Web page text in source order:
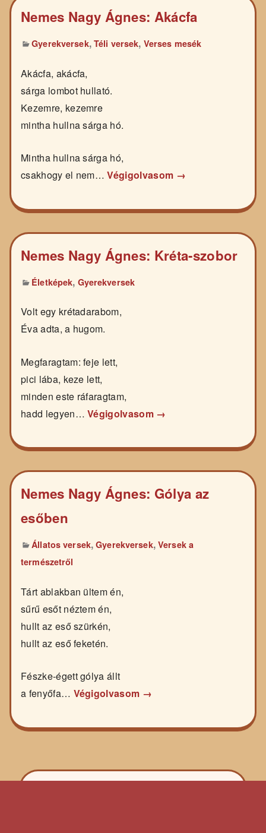
Nemes Nagy Ágnes: Akácfa
Gyerekversek, Téli versek, Verses mesék
Akácfa, akácfa,
sárga lombot hullató.
Kezemre, kezemre
mintha hullna sárga hó.
Mintha hullna sárga hó,
csakhogy el nem…Végigolvasom →
Nemes Nagy Ágnes: Kréta-szobor
Életképek, Gyerekversek
Volt egy krétadarabom,
Éva adta, a hugom.
Megfaragtam: feje lett,
pici lába, keze lett,
minden este ráfaragtam,
hadd legyen…Végigolvasom →
Nemes Nagy Ágnes: Gólya az
esőben
Állatos versek,Gyerekversek,Versek a
természetről
Tárt ablakban ültem én,
sűrű esőt néztem én,
hullt az eső szürkén,
hullt az eső feketén.
Fészke-égett gólya állt
a fenyőfa… Végigolvasom →